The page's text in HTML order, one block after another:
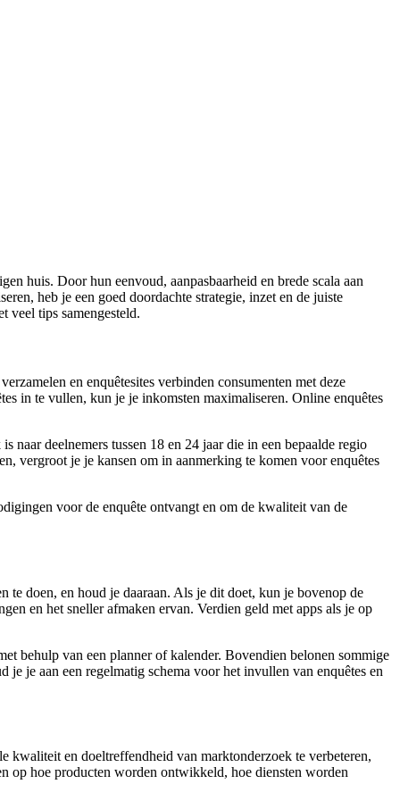
huis. Door hun eenvoud, aanpasbaarheid en brede scala aan
heb je een goed doordachte strategie, inzet en de juiste
veel tips samengesteld.
en enquêtesites verbinden consumenten met deze
in te vullen, kun je je inkomsten maximaliseren. Online enquêtes
deelnemers tussen 18 en 24 jaar die in een bepaalde regio
vergroot je je kansen om in aanmerking te komen voor enquêtes
voor de enquête ontvangt en om de kwaliteit van de
te doen, en houd je daaraan. Als je dit doet, kun je bovenop de
en het sneller afmaken ervan. Verdien geld met apps als je op
behulp van een planner of kalender. Bovendien belonen sommige
je je aan een regelmatig schema voor het invullen van enquêtes en
kwaliteit en doeltreffendheid van marktonderzoek te verbeteren,
op hoe producten worden ontwikkeld, hoe diensten worden